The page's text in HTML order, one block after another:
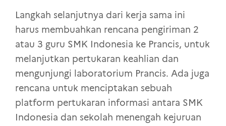
Langkah selanjutnya dari kerja sama ini
harus membuahkan rencana pengiriman 2
atau 3 guru SMK Indonesia ke Prancis, untuk
melanjutkan pertukaran keahlian dan
mengunjungi laboratorium Prancis. Ada juga
rencana untuk menciptakan sebuah
platform pertukaran informasi antara SMK
Indonesia dan sekolah menengah kejuruan